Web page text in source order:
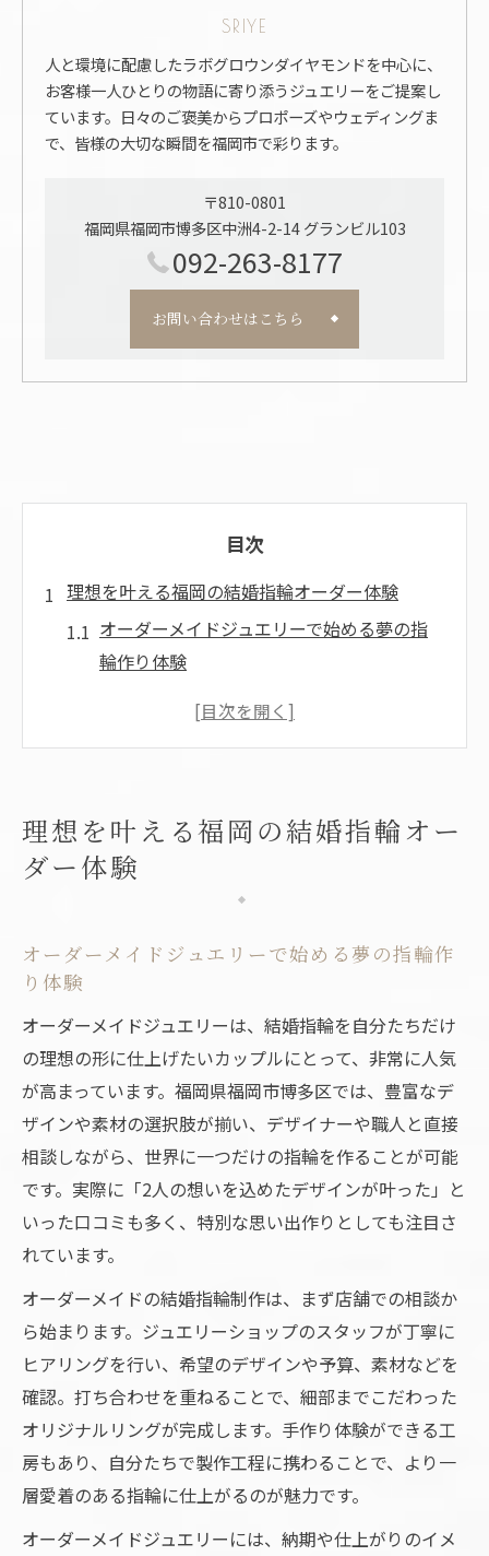
SRIYE
人と環境に配慮したラボグロウンダイヤモンドを中心に、
お客様一人ひとりの物語に寄り添うジュエリーをご提案し
ています。日々のご褒美からプロポーズやウェディングま
で、皆様の大切な瞬間を福岡市で彩ります。
〒810-0801
福岡県福岡市博多区中洲4-2-14 グランビル103
092-263-8177
お問い合わせはこちら
目次
理想を叶える福岡の結婚指輪オーダー体験
オーダーメイドジュエリーで始める夢の指
輪作り体験
手作り体験が叶う人気の結婚指輪オーダー
結婚指輪の費用や相場を知って納得の選択
を
オーダーメイドで実現するふたりらしさの
オーダーメイドジュエリーでふたりの想いを形
ふたりの想いを形にするオーダーメイドジ
ュエリーの魅力
刻印やデザインで叶える世界に一つの結婚
指輪体験
人気のオーダーメイドジュエリーに込めた
こだわりポイント
手作りとフルオーダーの違いを比較して選
ぶ方法
口コミで評判のオーダーメイドジュエリー
の実例
博多区で注目の手作り結婚指輪の魅力とは
手作り体験で楽しむオーダーメイドジュエ
リーの魅力
ふたりで作る結婚指輪が思い出に残る理由
人気の手作り結婚指輪プランとその詳細
理想を叶える福岡の結婚指輪オー
ダー体験
オーダーメイドジュエリーで始める夢の指輪作
り体験
オーダーメイドジュエリーは、結婚指輪を自分たちだけ
の理想の形に仕上げたいカップルにとって、非常に人気
が高まっています。福岡県福岡市博多区では、豊富なデ
ザインや素材の選択肢が揃い、デザイナーや職人と直接
相談しながら、世界に一つだけの指輪を作ることが可能
です。実際に「2人の想いを込めたデザインが叶った」と
いった口コミも多く、特別な思い出作りとしても注目さ
れています。
オーダーメイドの結婚指輪制作は、まず店舗での相談か
ら始まります。ジュエリーショップのスタッフが丁寧に
ヒアリングを行い、希望のデザインや予算、素材などを
確認。打ち合わせを重ねることで、細部までこだわった
オリジナルリングが完成します。手作り体験ができる工
房もあり、自分たちで製作工程に携わることで、より一
層愛着のある指輪に仕上がるのが魅力です。
オーダーメイドジュエリーには、納期や仕上がりのイメ